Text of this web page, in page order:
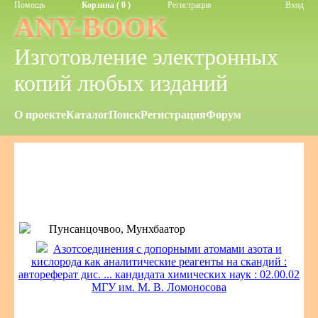
Помощь Корзина ( 0 ) Регистрация Вход
ANY-BOOK
Изготовление электронных
копий любых изданий
О проектеКаталогПоискРегистрацияФорум
Пунсанцочвоо, Мунхбаатор
Азотсоединения с допорными атомами азота и
кислорода как аналитические реагенты на скандий :
автореферат дис. ... кандидата химических наук : 02.00.02
МГУ им. М. В. Ломоносова